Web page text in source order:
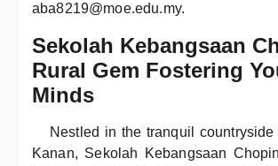
aba8219@moe.edu.my.
Sekolah Kebangsaan
Rural Gem Fostering
Minds
Nestled in the tranquil
Kanan, Sekolah Kebangsaan